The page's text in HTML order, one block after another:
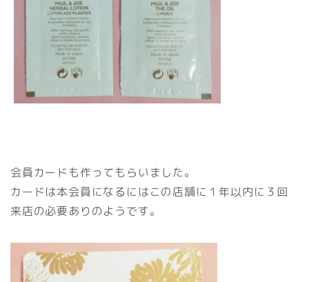
会員カードも作ってもらいました。
カードは本会員になるにはこの店舗に１年以内に３回
来店の必要ありのようです。